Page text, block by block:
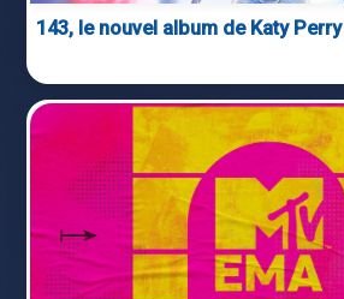
143, le nouvel album de Katy Perry